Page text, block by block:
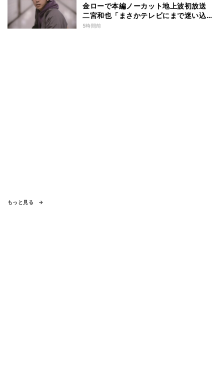
金ローで本編ノーカット地上波初放送
二宮和也「まさかテレビにまで迷い込ん
でしまうとは」
5時間前
もっと見る